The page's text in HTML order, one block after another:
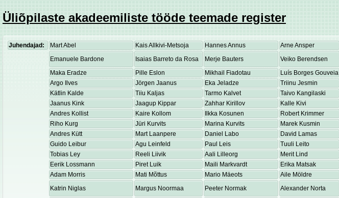
Üliõpilaste akadeemiliste tööde teemade register
Juhendajad: Mart Abel Kais Allkivi-Metsoja Hannes Annus Arne Ansper
Emanuele Bardone
Isaias Barreto da Rosa Merje Bauters Veiko Berendsen
Maka Eradze
Pille Eslon Mikhail Fiadotau Luís Borges Gouveia
Argo Ilves
Jörgen Jaanus Eka Jeladze Triinu Jesmin
Kätlin Kalde
Tiiu Kaljas Tarmo Kalvet Taivo Kangilaski
Jaanus Kink
Jaagup Kippar Zahhar Kirillov Kalle Kivi
Andres Kollist
Kaire Kollom Ilkka Kosunen Robert Krimmer
Riho Kurg
Jüri Kurvits Marina Kurvits Marek Kusmin
Andres Kütt
Mart Laanpere Daniel Labo David Lamas
Guido Leibur
Agu Leinfeld Paul Leis Tuuli Leito
Tobias Ley
Reeli Liivik Aali Lilleorg Merit Lind
Eerik Lossmann
Piret Luik Maili Markvardt Erika Matsak
Adam Morris
Mati Mõttus Mario Mäeots Aile Möldre
Katrin Niglas
Margus Noormaa Peeter Normak Alexander Norta